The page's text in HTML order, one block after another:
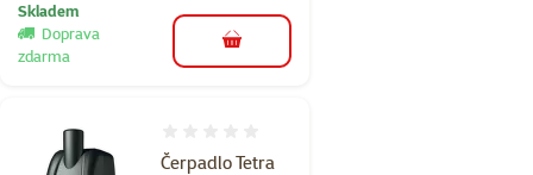
Skladem
Doprava
zdarma
do košíku
Čerpadlo Tetra